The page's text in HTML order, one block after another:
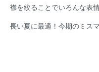
襟を絞ることでいろんな表
長い夏に最適！今期のミス